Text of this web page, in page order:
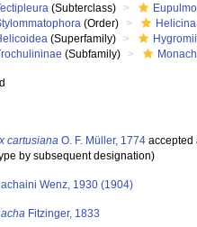
(Subterclass)
(Order) Helicina
(Superfamily)
(Subfamily)
cartusiana O. F. Müller, 1774 accepted
by subsequent designation)
Wenz, 1930 (1904)
Fitzinger, 1833